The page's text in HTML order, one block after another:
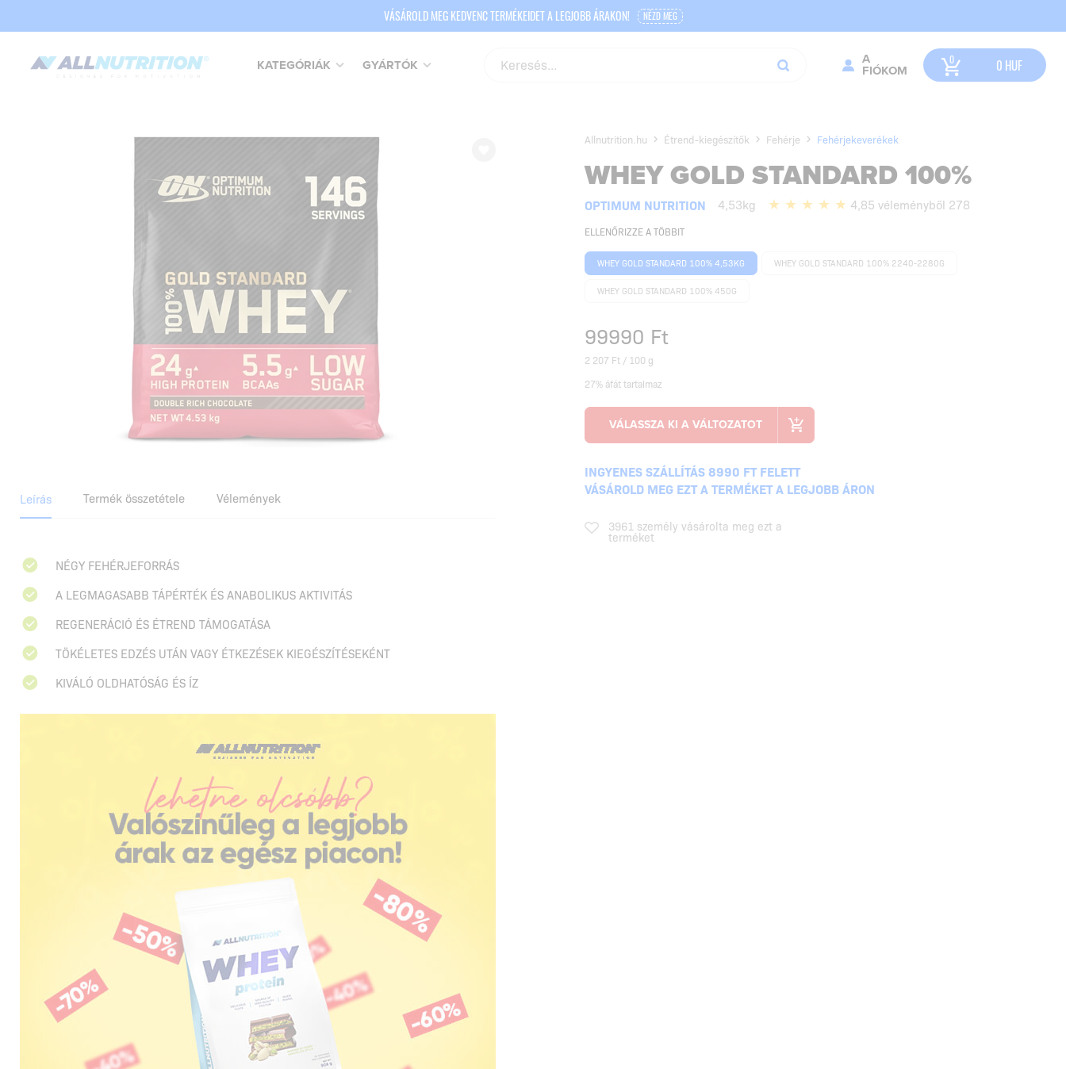
VÁSÁROLD MEG KEDVENC TERMÉKEIDET A LEGJOBB ÁRAKON! NÉZD MEG
KATEGÓRIÁK GYÁRTÓK
A
FIÓKOM
0 HUF
Allnutrition.hu Étrend-kiegészítők Fehérje Fehérjekeverékek
WHEY GOLD STANDARD 100%
OPTIMUM NUTRITION 4,53kg 4,85 véleményből 278
ELLENŐRIZZE A TÖBBIT
WHEY GOLD STANDARD 100% 4,53KG WHEY GOLD STANDARD 100% 2240-2280G
WHEY GOLD STANDARD 100% 450G
99990 Ft
2 207 Ft / 100 g
27% áfát tartalmaz
INGYENES SZÁLLÍTÁS 8990 FT FELETT
VÁSÁROLD MEG EZT A TERMÉKET A LEGJOBB ÁRON
3961 személy vásárolta meg ezt a
terméket
Leírás Termék összetétele Vélemények
NÉGY FEHÉRJEFORRÁS
A LEGMAGASABB TÁPÉRTÉK ÉS ANABOLIKUS AKTIVITÁS
REGENERÁCIÓ ÉS ÉTREND TÁMOGATÁSA
TÖKÉLETES EDZÉS UTÁN VAGY ÉTKEZÉSEK KIEGÉSZÍTÉSEKÉNT
KIVÁLÓ OLDHATÓSÁG ÉS ÍZ